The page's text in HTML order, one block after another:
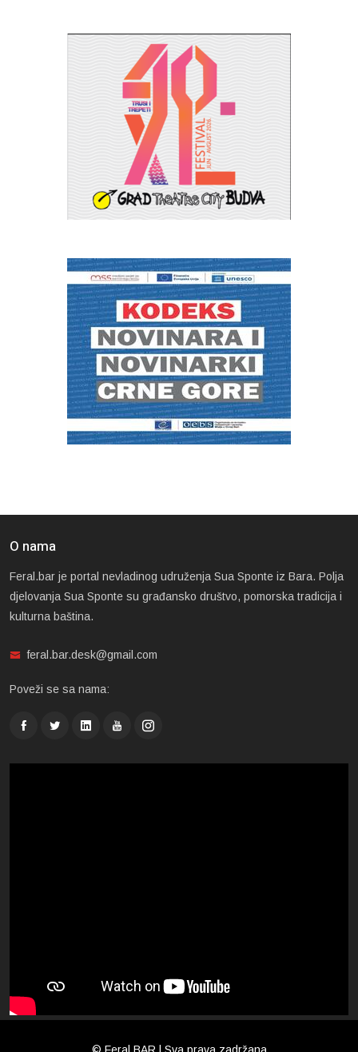
O nama
Feral.bar je portal nevladinog udruženja Sua Sponte iz Bara. Polja
djelovanja Sua Sponte su građansko društvo, pomorska tradicija i
kulturna baština.
feral.bar.desk@gmail.com
Poveži se sa nama:
© Feral BAR | Sva prava zadržana